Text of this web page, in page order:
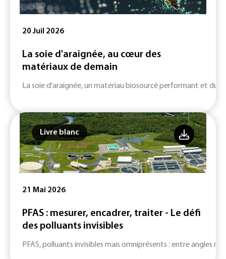
20 Juil 2026
La soie d'araignée, au cœur des
matériaux de demain
La soie d'araignée, un matériau biosourcé performant et
Livre blanc
21 Mai 2026
PFAS : mesurer, encadrer, traiter - Le défi
des polluants invisibles
PFAS, polluants invisibles mais omniprésents : entre angles